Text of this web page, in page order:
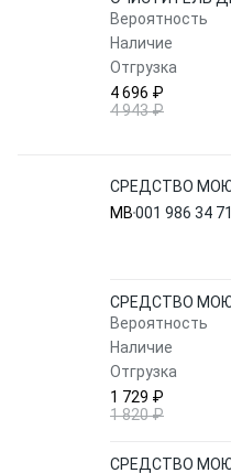
Вероятность
Наличие
Отгрузка
4 696 ₽
4 943 ₽
СРЕДСТВО
MB001 986 34
СРЕДСТВО
Вероятность
Наличие
Отгрузка
1 729 ₽
1 820 ₽
СРЕДСТВО